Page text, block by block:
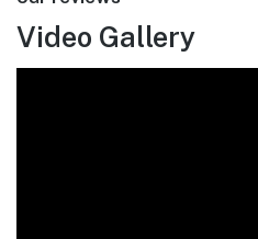
Video Gallery